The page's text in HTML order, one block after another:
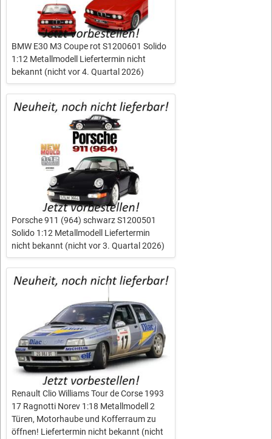
BMW E30 M3 Coupe rot S1200601 Solido
1:12 Metallmodell Liefertermin nicht
bekannt (nicht vor 4. Quartal 2026)
Porsche 911 (964) schwarz S1200501
Solido 1:12 Metallmodell Liefertermin
nicht bekannt (nicht vor 3. Quartal 2026)
Renault Clio Williams Tour de Corse 1993
17 Ragnotti Norev 1:18 Metallmodell 2
Türen, Motorhaube und Kofferraum zu
öffnen! Liefertermin nicht bekannt (nicht